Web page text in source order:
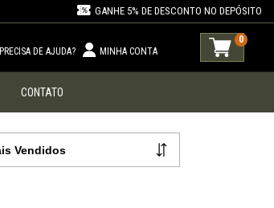
GANHE 5% DE DESCONTO NO DEPÓSITO
PRECISA DE AJUDA? MINHA CONTA
0
CONTATO